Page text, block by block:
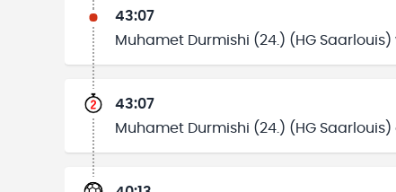
43:07
Muhamet Durmishi (24.) (HG
43:07
Muhamet Durmishi (24.) (HG